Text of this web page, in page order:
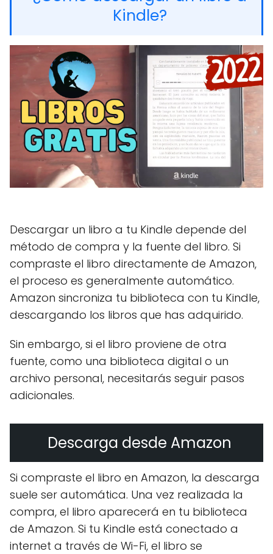
Kindle?
Descargar un libro a tu Kindle depende del
método de compra y la fuente del libro. Si
compraste el libro directamente de Amazon,
el proceso es generalmente automático.
Amazon sincroniza tu biblioteca con tu Kindle,
descargando los libros que has adquirido.
Sin embargo, si el libro proviene de otra
fuente, como una biblioteca digital o un
archivo personal, necesitarás seguir pasos
adicionales.
Descarga desde Amazon
Si compraste el libro en Amazon, la descarga
suele ser automática. Una vez realizada la
compra, el libro aparecerá en tu biblioteca
de Amazon. Si tu Kindle está conectado a
internet a través de Wi-Fi, el libro se